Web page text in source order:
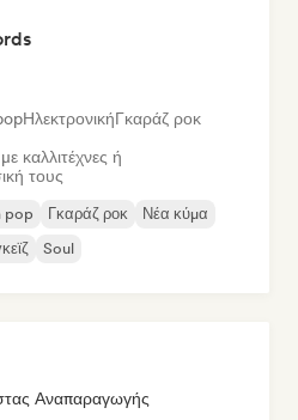
ΗλεκτρονικήΓκαράζ ροκ
καλλιτέχνες ή
τους
pop Γκαράζ ροκ
Νέα κύμα
Soul
Αναπαραγωγής